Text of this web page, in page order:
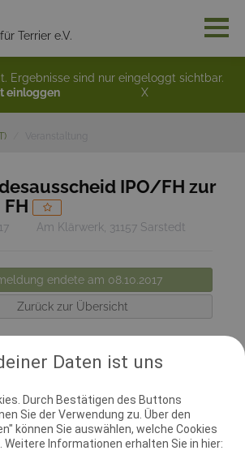
Daten ist uns
Durch Bestätigen des Buttons
Sie der Verwendung zu. Über den
können Sie auswählen, welche Cookies
Weitere Informationen erhalten Sie in hier:
Terrier e.V.
Ergebnisse sind nur eingeloggt sichtbar.
einloggen
X
IPO/FH zur
FH
Am Klärwerk, 31157 Sarstedt
endete am 08.10.2017
Zurück zur Übersicht
HELFER